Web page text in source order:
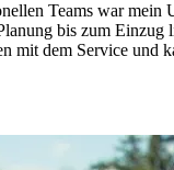
Teams war mein
bis zum Einzug
mit dem Service und